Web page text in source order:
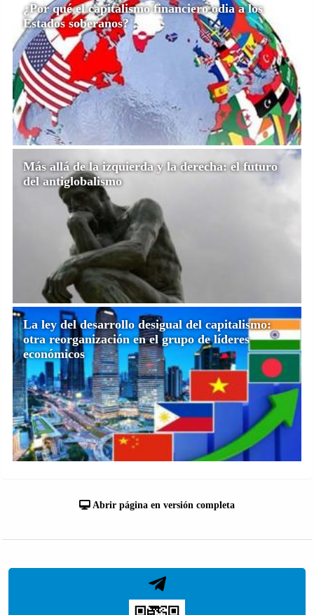
¿Por qué el capitalismo financiero odia a los
Estados soberanos?
Más allá de la izquierda y la derecha: el futuro
del antiglobalismo
La ley del desarrollo desigual del capitalismo:
otra reorganización en el grupo de líderes
económicos
Abrir página en versión completa